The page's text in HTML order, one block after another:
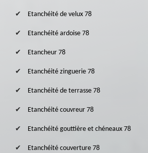
Etanchéité de velux 78
Etanchéité ardoise 78
Etancheur 78
Etanchéité zinguerie 78
Etanchéité de terrasse 78
Etanchéité couvreur 78
Etanchéité gouttière et chéneaux 78
Etanchéité couverture 78